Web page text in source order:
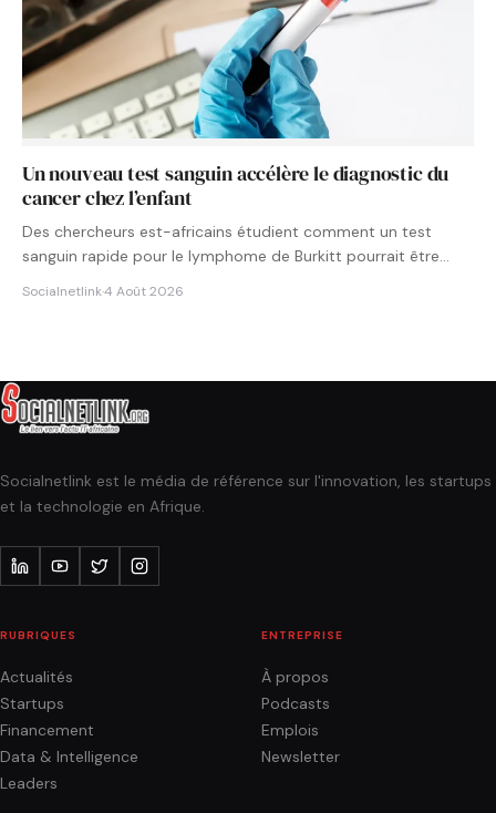
Un nouveau test sanguin accélère le diagnostic du
cancer chez l’enfant
Des chercheurs est-africains étudient comment un test
sanguin rapide pour le lymphome de Burkitt pourrait être
Socialnetlink·4 Août 2026
Socialnetlink est le média de référence sur l'innovation, les startups
et la technologie en Afrique.
RUBRIQUES
Actualités
Startups
Financement
Data & Intelligence
Leaders
ENTREPRISE
À propos
Podcasts
Emplois
Newsletter